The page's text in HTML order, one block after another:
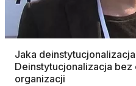
Jaka
Deinstytucjonalizacja bez
organizacji